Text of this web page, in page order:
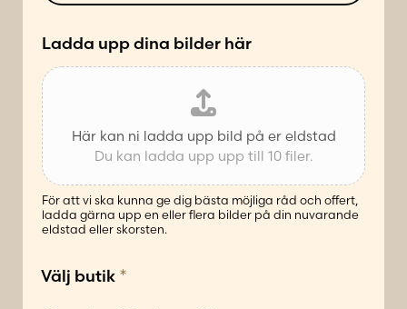
*Ladda upp dina bilder här
Här kan ni ladda upp bild på er eldstad
Du kan ladda upp upp till 10 filer.
För att vi ska kunna ge dig bästa möjliga råd och offert,
ladda gärna upp en eller flera bilder på din nuvarande
eldstad eller skorsten.
Välj butik *